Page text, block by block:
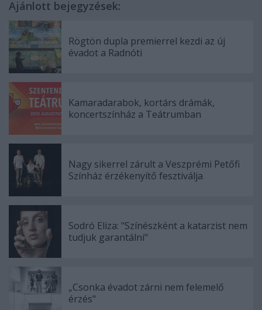
Ajánlott bejegyzések:
Rögtön dupla premierrel kezdi az új
évadot a Radnóti
Kamaradarabok, kortárs drámák,
koncertszínház a Teátrumban
Nagy sikerrel zárult a Veszprémi Petőfi
Színház érzékenyítő fesztiválja
Sodró Eliza: "Színészként a katarzist nem
tudjuk garantálni"
„Csonka évadot zárni nem felemelő
érzés"